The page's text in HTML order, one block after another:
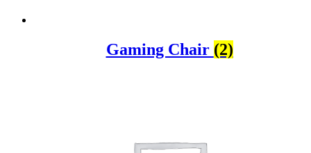
Gaming Chair (2)